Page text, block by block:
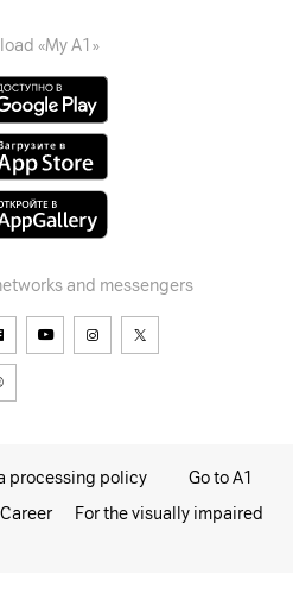
«My A1»
and messengers
processing policy
Go to A1
Career For the visually impaired